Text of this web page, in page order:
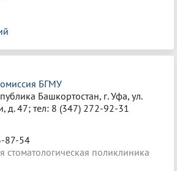
БГМУ
Башкортостан, г. Уфа, ул.
д. 47; тел: 8 (347) 272-92-31
87-54
стоматологическая поликлиника